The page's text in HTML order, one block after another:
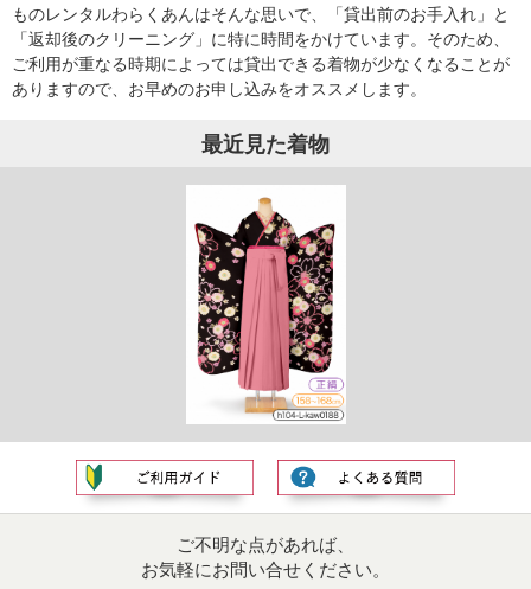
ものレンタルわらくあんはそんな思いで、「貸出前のお手入れ」と
「返却後のクリーニング」に特に時間をかけています。そのため、
ご利用が重なる時期によっては貸出できる着物が少なくなることが
ありますので、お早めのお申し込みをオススメします。
最近見た着物
ご不明な点があれば、
お気軽にお問い合せください。